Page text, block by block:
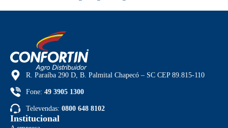
R. Paraíba 290 D, B. Palmital Chapecó – SC CEP 89.815-110
Fone:49 3905 1300
Televendas:0800 648 8102
Institucional